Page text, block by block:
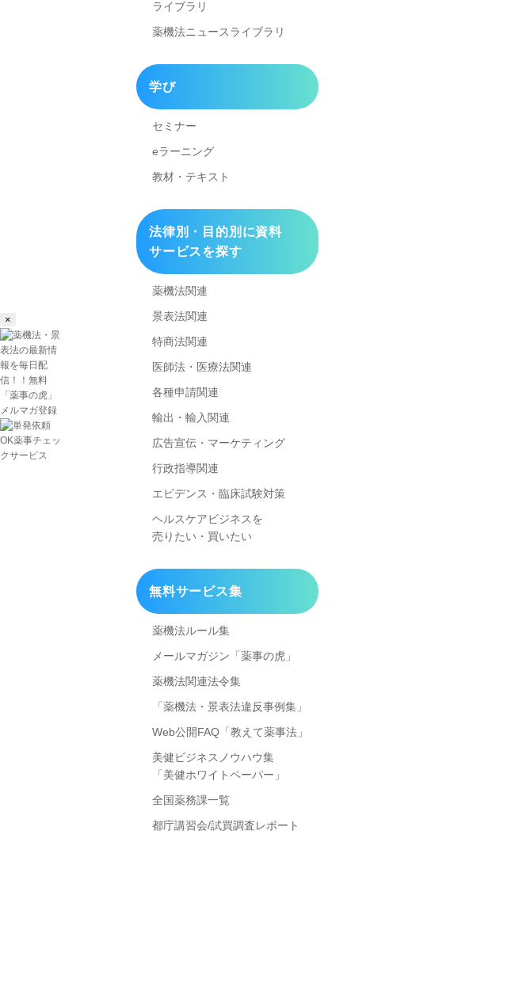
×
ライブラリ
薬機法ニュースライブラリ
学び
セミナー
eラーニング
教材・テキスト
法律別・目的別に資料
サービスを探す
薬機法関連
景表法関連
特商法関連
医師法・医療法関連
各種申請関連
輸出・輸入関連
広告宣伝・マーケティング
行政指導関連
エビデンス・臨床試験対策
ヘルスケアビジネスを
売りたい・買いたい
無料サービス集
薬機法ルール集
メールマガジン「薬事の虎」
薬機法関連法令集
「薬機法・景表法違反事例集」
Web公開FAQ「教えて薬事法」
美健ビジネスノウハウ集
「美健ホワイトペーパー」
全国薬務課一覧
都庁講習会/試買調査レポート